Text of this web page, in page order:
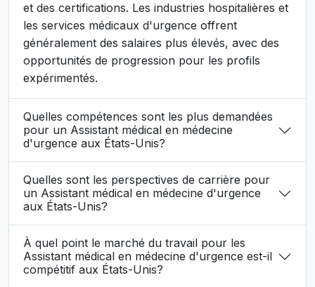
et des certifications. Les industries hospitalières et
les services médicaux d'urgence offrent
généralement des salaires plus élevés, avec des
opportunités de progression pour les profils
expérimentés.
Quelles compétences sont les plus demandées
pour un Assistant médical en médecine
d'urgence aux États-Unis?
Quelles sont les perspectives de carrière pour
un Assistant médical en médecine d'urgence
aux États-Unis?
À quel point le marché du travail pour les
Assistant médical en médecine d'urgence est-il
compétitif aux États-Unis?